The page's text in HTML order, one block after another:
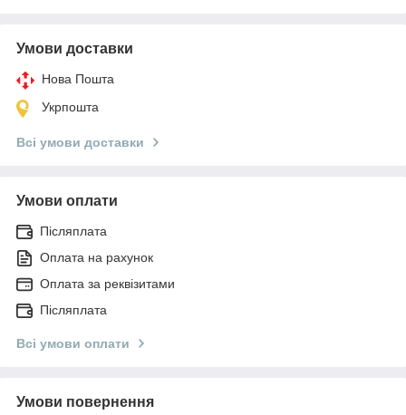
Умови доставки
Нова Пошта
Укрпошта
Всі умови доставки
Умови оплати
Післяплата
Оплата на рахунок
Оплата за реквізитами
Післяплата
Всі умови оплати
Умови повернення